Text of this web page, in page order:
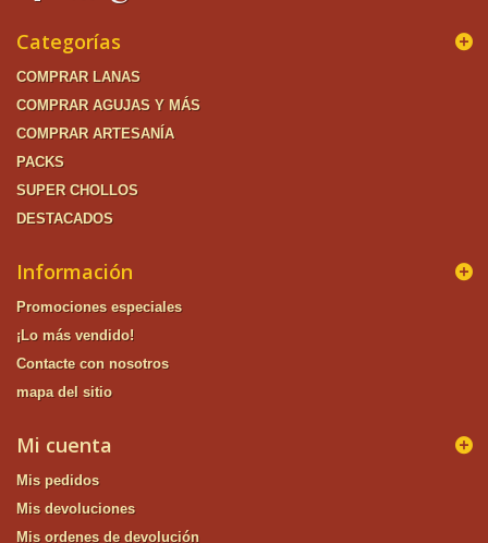
Categorías
COMPRAR LANAS
COMPRAR AGUJAS Y MÁS
COMPRAR ARTESANÍA
PACKS
SUPER CHOLLOS
DESTACADOS
Información
Promociones especiales
¡Lo más vendido!
Contacte con nosotros
mapa del sitio
Mi cuenta
Mis pedidos
Mis devoluciones
Mis ordenes de devolución